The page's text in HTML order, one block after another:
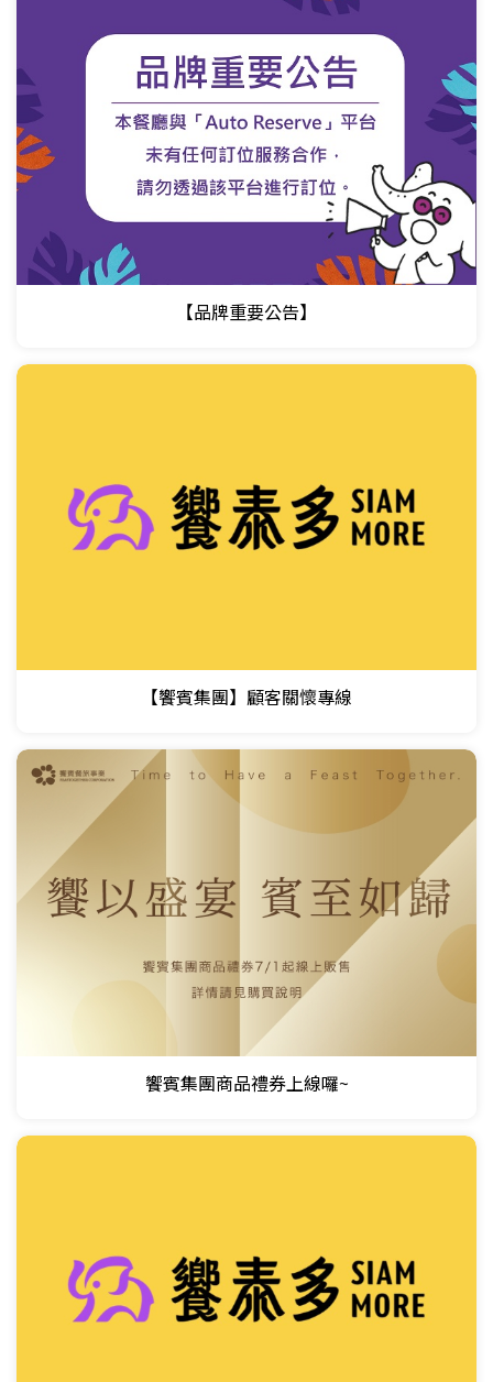
【品牌重要公告】
【饗賓集團】顧客關懷專線
饗賓集團商品禮券上線囉~